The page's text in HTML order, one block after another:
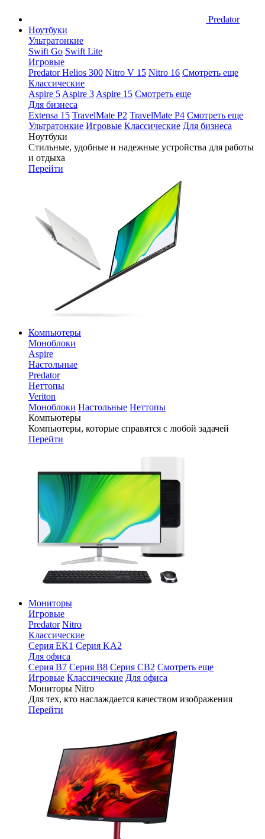
Predator
Ноутбуки
Ультратонкие
Swift Go Swift Lite
Игровые
Predator Helios 300 Nitro V 15 Nitro 16 Смотреть еще
Классические
Aspire 5 Aspire 3 Aspire 15 Смотреть еще
Для бизнеса
Extensa 15 TravelMate P2 TravelMate P4 Смотреть еще
Ультратонкие Игровые Классические Для бизнеса
Ноутбуки
Стильные, удобные и надежные устройства для работы
и отдыха
Перейти
Компьютеры
Моноблоки
Aspire
Настольные
Predator
Неттопы
Veriton
Моноблоки Настольные Неттопы
Компьютеры
Компьютеры, которые справятся с любой задачей
Перейти
Мониторы
Игровые
Predator Nitro
Классические
Серия EK1 Серия KA2
Для офиса
Серия B7 Серия B8 Серия CB2 Смотреть еще
Игровые Классические Для офиса
Мониторы Nitro
Для тех, кто наслаждается качеством изображения
Перейти